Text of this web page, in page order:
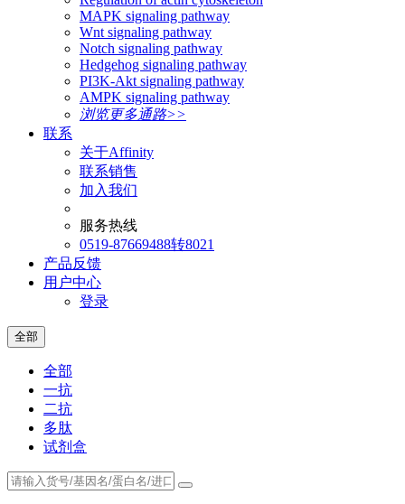
MAPK signaling pathway
Wnt signaling pathway
Notch signaling pathway
Hedgehog signaling pathway
PI3K-Akt signaling pathway
AMPK signaling pathway
浏览更多通路>>
联系
关于Affinity
联系销售
加入我们
服务热线
0519-87669488转8021
产品反馈
用户中心
登录
全部
全部
一抗
二抗
多肽
试剂盒